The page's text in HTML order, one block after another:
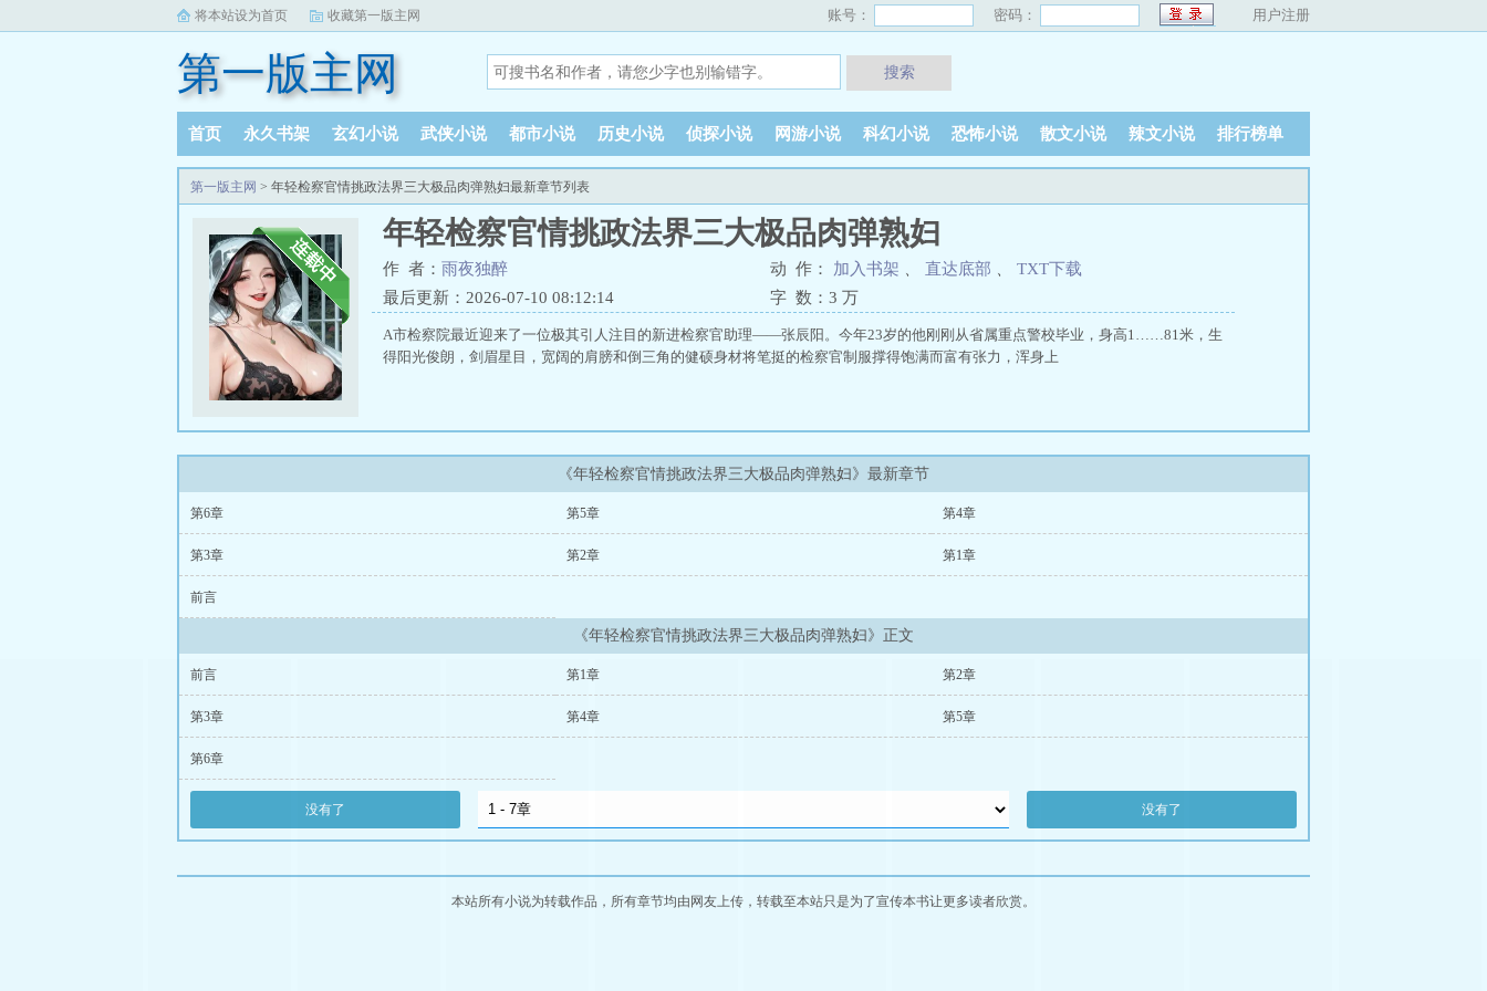
将本站设为首页 收藏第一版主网 账号： 密码： 用户注册
第一版主网 搜索
首页 永久书架 玄幻小说 武侠小说 都市小说 历史小说 侦探小说 网游小说 科幻小说 恐怖小说 散文小说 辣文小说 排行榜单
书库榜单 阅读记录
第一版主网 > 年轻检察官情挑政法界三大极品肉弹熟妇最新章节列表
年轻检察官情挑政法界三大极品肉弹熟妇
作 者： 雨夜独醉 动 作： 加入书架 直达底部
TXT下载
最后更新：2026-07-10 08:12:14
字 数： 3 万
A市检察院最近迎来了一位极其引人注目的新进检察官助理——张辰阳。今年23岁的他刚刚从省属重点警校毕业，身高1……81米，生
得阳光俊朗，剑眉星目，宽阔的肩膀和倒三角的健硕身材将笔挺的检察官制服撑得饱满而富有张力，浑身上
《年轻检察官情挑政法界三大极品肉弹熟妇》最新章节
第6章 第5章 第4章
第3章 第2章 第1章
前言
《年轻检察官情挑政法界三大极品肉弹熟妇》正文
前言 第1章 第2章
第3章 第4章 第5章
第6章
没有了 没有了
本站所有小说为转载作品，所有章节均由网友上传，转载至本站只是为了宣传本书让更多读者欣赏。